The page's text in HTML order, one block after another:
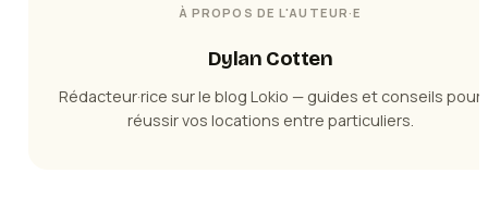
À PROPOS DE L'AUTEUR·E
Dylan Cotten
Rédacteur·rice sur le blog Lokio — guides et conseils pour
réussir vos locations entre particuliers.